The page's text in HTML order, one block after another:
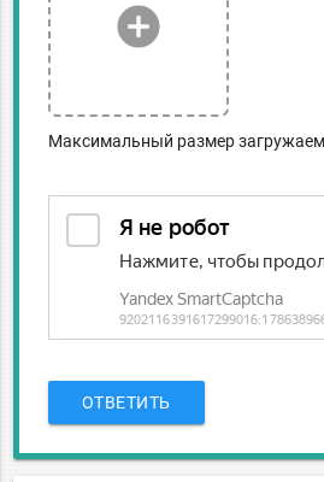
add_circle
Максимальный размер
ОТВЕТИТЬ